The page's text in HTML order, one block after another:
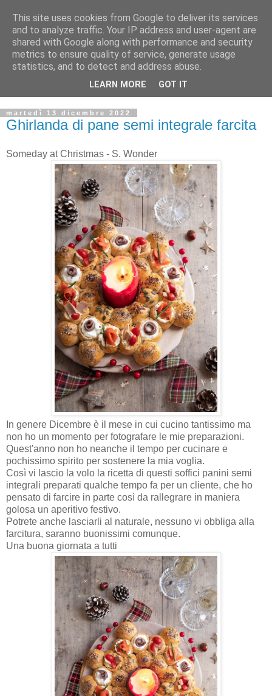
martedì 13 dicembre 2022
Ghirlanda di pane semi integrale farcita
Someday at Christmas - S. Wonder
In genere Dicembre è il mese in cui cucino tantissimo ma
non ho un momento per fotografare le mie preparazioni.
Quest'anno non ho neanche il tempo per cucinare e
pochissimo spirito per sostenere la mia voglia.
Così vi lascio la volo la ricetta di questi soffici panini semi
integrali preparati qualche tempo fa per un cliente, che ho
pensato di farcire in parte così da rallegrare in maniera
golosa un aperitivo festivo.
Potrete anche lasciarli al naturale, nessuno vi obbliga alla
farcitura, saranno buonissimi comunque.
Una buona giornata a tutti
This site uses cookies from Google to deliver its services
and to analyze traffic. Your IP address and user-agent are
shared with Google along with performance and security
metrics to ensure quality of service, generate usage
statistics, and to detect and address abuse.
LEARN MORE GOT IT